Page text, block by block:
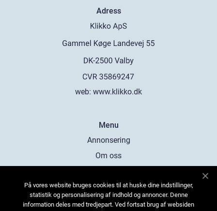
Adress
web: www.klikko.dk
Menu
Annonsering
Om oss
Kontakta oss
Sitemap
På vores website bruges cookies til at huske dine indstillinger,
statistik og personalisering af indhold og annoncer. Denne
information deles med tredjepart. Ved fortsat brug af websiden